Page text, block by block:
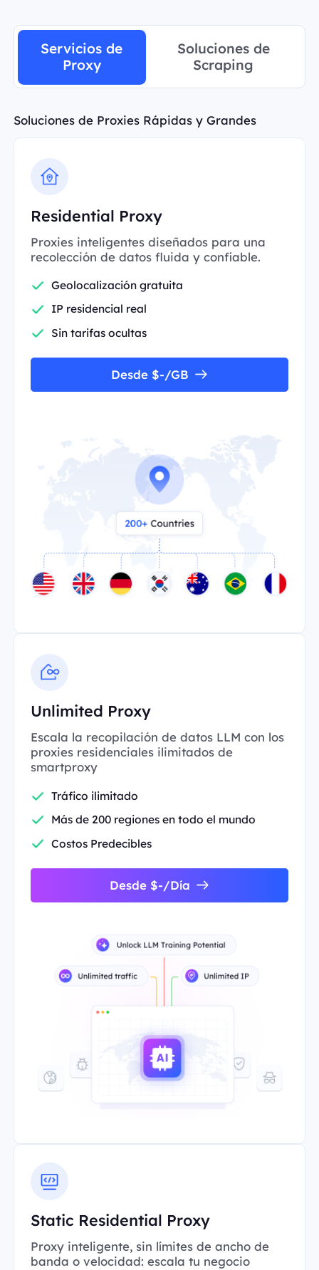
Servicios de
Proxy
Soluciones de
Scraping
Soluciones de Proxies Rápidas y Grandes
Residential Proxy
Proxies inteligentes diseñados para una
recolección de datos fluida y confiable.
Geolocalización gratuita
IP residencial real
Sin tarifas ocultas
Desde $-/GB
Unlimited Proxy
Escala la recopilación de datos LLM con los
proxies residenciales ilimitados de
smartproxy
Tráfico ilimitado
Más de 200 regiones en todo el mundo
Costos Predecibles
Desde $-/Día
Static Residential Proxy
Proxy inteligente, sin límites de ancho de
banda o velocidad: escala tu negocio